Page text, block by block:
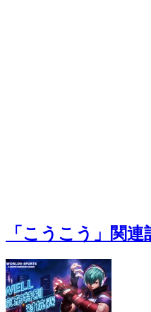
「こうこう」関連